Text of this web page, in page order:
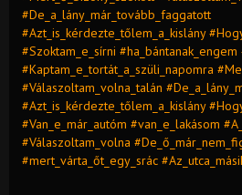
#De_a_lány_már_tovább_faggatott
#Azt_is_kérdezte_tőlem_a_kislány
#Szoktam_e_sírni
#Kaptam_e_tortát_a_szüli_napomra
#Válaszoltam_volna_talán
#Azt_is_kérdezte_tőlem_a_kislány
#Van_e_már_autóm #van_e_lakásom
#Válaszoltam_volna
#mert_várta_őt_egy_srác